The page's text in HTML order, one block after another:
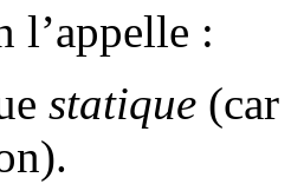
l’appelle :
statique